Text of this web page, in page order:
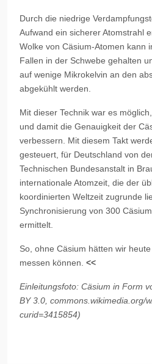
Durch die niedrige
Aufwand ein sicherer Atomstrahl
Wolke von Cäsium-Atomen kann
Fallen in der Schwebe gehalten
auf wenige Mikrokelvin an den
abgekühlt werden.
Mit dieser Technik war es
und damit die Genauigkeit der
verbessern. Mit diesem Takt
gesteuert, für Deutschland von
Technischen Bundesanstalt in
internationale Atomzeit, die der
koordinierten Weltzeit zugrunde
Synchronisierung von 300
ermittelt.
So, ohne Cäsium hätten wir
messen können. <<
Einleitungsfoto: Cäsium in Form
BY 3.0, commons.wikimedia.org/
curid=3415854)